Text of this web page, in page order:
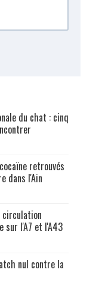
du chat : cinq
retrouvés
dans l'Ain
circulation
l'A7 et l'A43
nul contre la